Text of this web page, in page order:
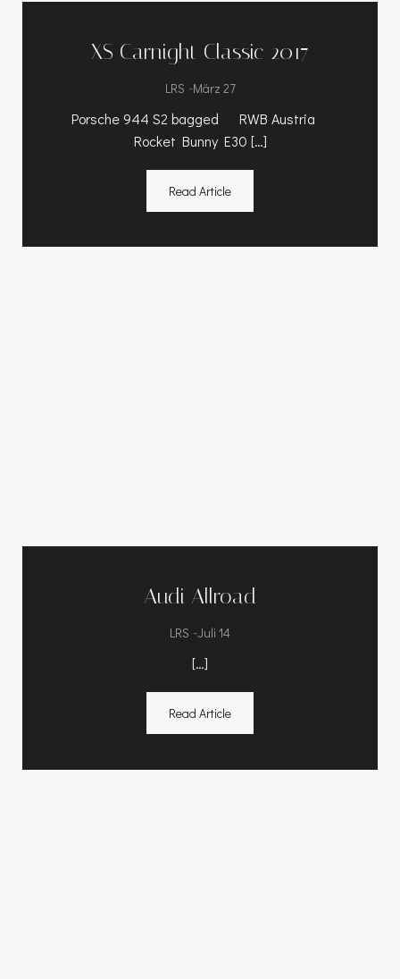
XS Carnight Classic 2017
LRS -März 27
Porsche 944 S2 bagged RWB Austria
Rocket Bunny E30 […]
Read Article
Audi Allroad
LRS -Juli 14
[…]
Read Article